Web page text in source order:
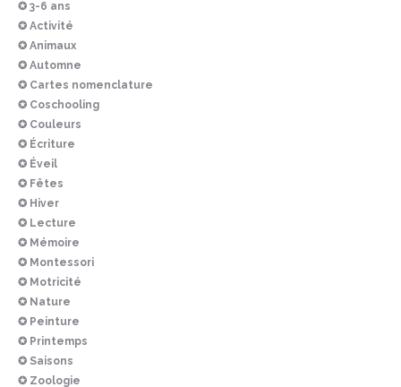
✪ 3-6 ans
✪ Activité
✪ Animaux
✪ Automne
✪ Cartes nomenclature
✪ Coschooling
✪ Couleurs
✪ Écriture
✪ Éveil
✪ Fêtes
✪ Hiver
✪ Lecture
✪ Mémoire
✪ Montessori
✪ Motricité
✪ Nature
✪ Peinture
✪ Printemps
✪ Saisons
✪ Zoologie